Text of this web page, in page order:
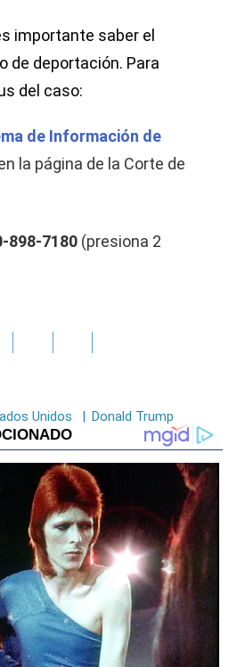
importante saber el
de deportación. Para
del caso:
de Información de
la página de la Corte de
898-7180 (presiona 2
Unidos | Donald Trump